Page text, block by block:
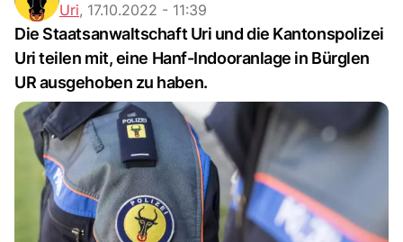
Uri, 17.10.2022 - 11:39
Die Staatsanwaltschaft Uri und die Kantonspolizei
Uri teilen mit, eine Hanf-Indooranlage in Bürglen
UR ausgehoben zu haben.